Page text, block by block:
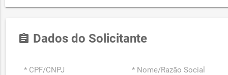
assignment Dados do Solicitante
* CPF/CNPJ * Nome/Razão Social